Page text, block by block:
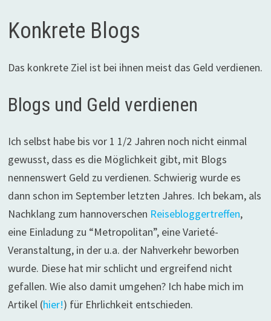
Konkrete Blogs
Das konkrete Ziel ist bei ihnen meist das Geld verdienen.
Blogs und Geld verdienen
Ich selbst habe bis vor 1 1/2 Jahren noch nicht einmal
gewusst, dass es die Möglichkeit gibt, mit Blogs
nennenswert Geld zu verdienen. Schwierig wurde es
dann schon im September letzten Jahres. Ich bekam, als
Nachklang zum hannoverschen Reisebloggertreffen,
eine Einladung zu “Metropolitan”, eine Varieté-
Veranstaltung, in der u.a. der Nahverkehr beworben
wurde. Diese hat mir schlicht und ergreifend nicht
gefallen. Wie also damit umgehen? Ich habe mich im
Artikel (hier!) für Ehrlichkeit entschieden.